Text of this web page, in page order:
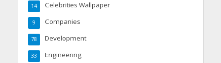
Celebrities Wallpaper
14
Companies
9
Development
78
Engineering
33